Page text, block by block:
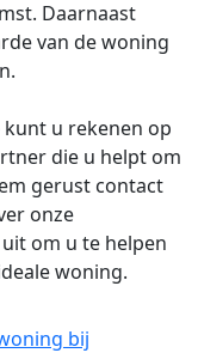
Daarnaast
van de woning
kunt u rekenen op
die u helpt om
gerust contact
onze
om u te helpen
woning.
bij